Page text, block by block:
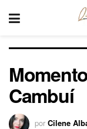
Cambuí
por Cilene